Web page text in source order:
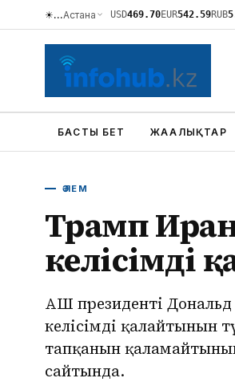
☀…Астана USD469.70EUR542.59RUB
БАСТЫ БЕТ ЖАҢАЛЫҚТАР
ӘЛЕМ
Трамп
келісімді
АҚШ президенті
келісімді қалайтынын
тапқанын
сайтында.